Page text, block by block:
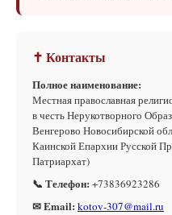
✝ Контакты
Полное наименование:
Местная православная
в честь Нерукотворного
Венгерово Новосибирской
Каинской Епархии Русской
Патриархат)
📞 Телефон: +73836923286
✉ Email: kotov-307@mail.ru